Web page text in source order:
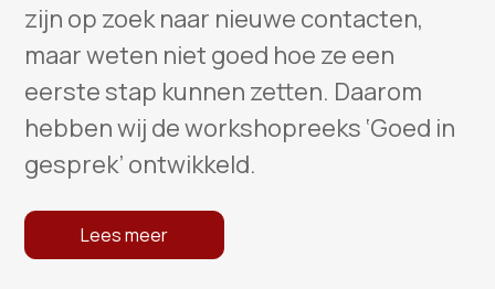
zijn op zoek naar nieuwe contacten,
maar weten niet goed hoe ze een
eerste stap kunnen zetten. Daarom
hebben wij de workshopreeks ‘Goed in
gesprek’ ontwikkeld.
Lees meer